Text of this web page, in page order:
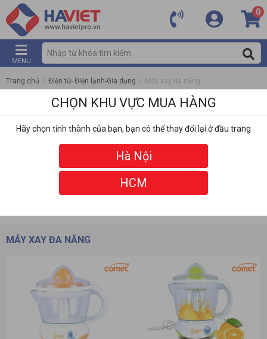
0
MENU
Trang chủ / Điện tử- Điện lạnh-Gia dụng / Máy xay đa năng
MÁY XAY ĐA NĂNG
CHỌN KHU VỰC MUA HÀNG
Hãy chọn tỉnh thành của bạn, bạn có thể thay đổi lại ở đầu trang
Hà Nội
HCM